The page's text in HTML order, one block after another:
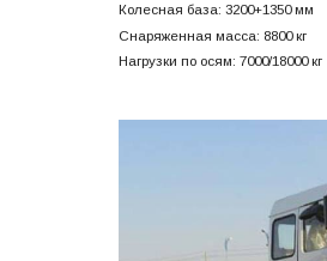
Колесная база: 3200+1350 мм
Снаряженная масса: 8800 кг
Нагрузки по осям: 7000/18000 кг